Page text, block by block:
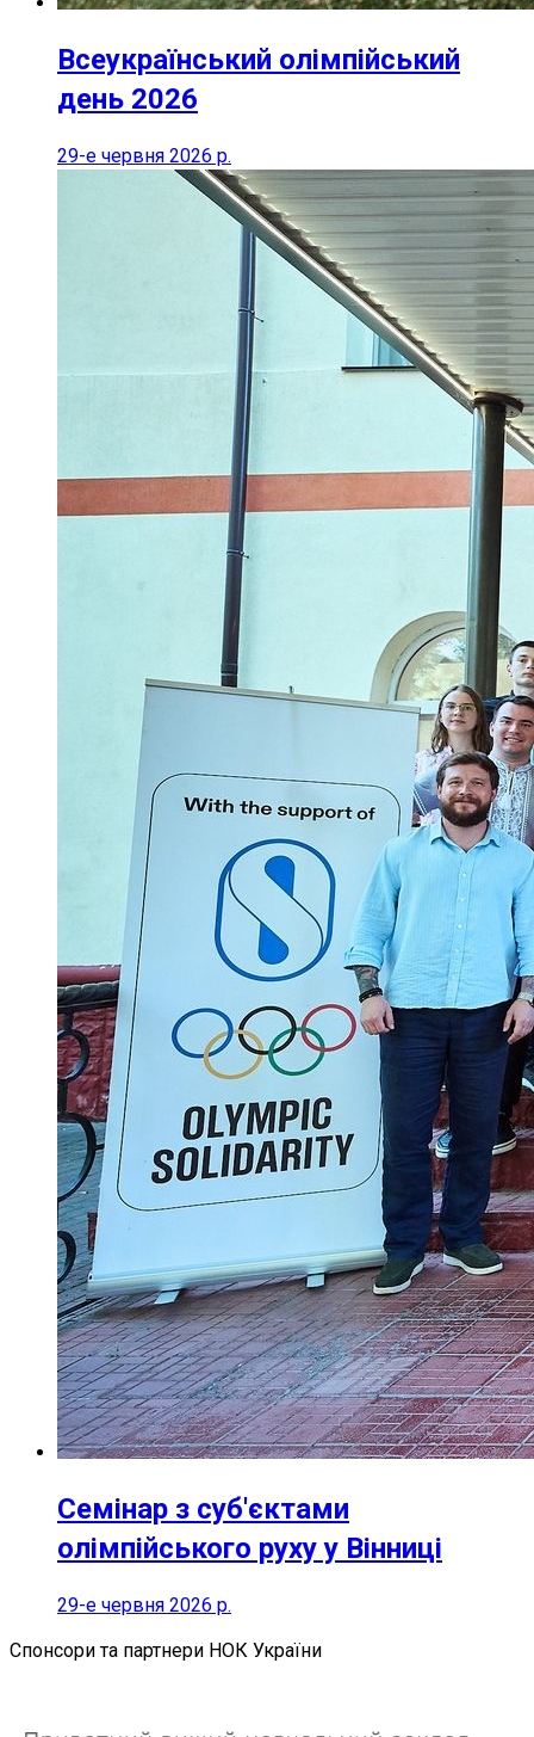
Всеукраїнський олімпійський
день 2026
29-е червня 2026 р.
Семінар з суб'єктами
олімпійського руху у Вінниці
29-е червня 2026 р.
Спонсори та партнери НОК України